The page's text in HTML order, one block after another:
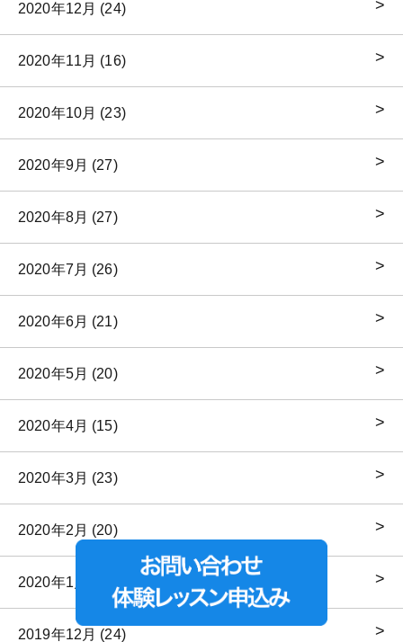
2020年12月 (24)
2020年11月 (16)
2020年10月 (23)
2020年9月 (27)
2020年8月 (27)
2020年7月 (26)
2020年6月 (21)
2020年5月 (20)
2020年4月 (15)
2020年3月 (23)
2020年2月 (20)
2020年1月 (23)
2019年12月 (24)